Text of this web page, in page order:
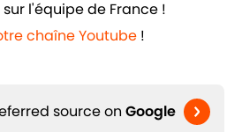
l'équipe de France !
chaîne Youtube !
source on Google